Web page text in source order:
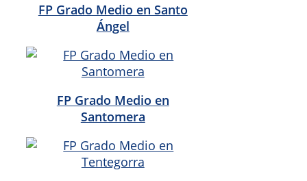
FP Grado Medio en Santo
Ángel
FP Grado Medio en
Santomera